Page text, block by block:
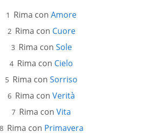
Rima con Amore
Rima con Cuore
Rima con Sole
Rima con Cielo
Rima con Sorriso
Rima con Verità
Rima con Vita
Rima con Primavera